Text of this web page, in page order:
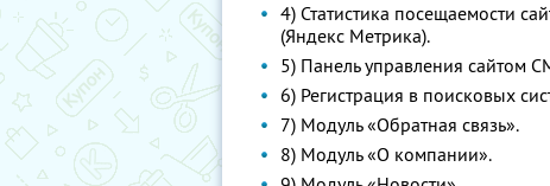
4) Статистика посещаемости
(Яндекс Метрика).
5) Панель управления сайтом
6) Регистрация в поисковых
7) Модуль «Обратная связь».
8) Модуль «О компании».